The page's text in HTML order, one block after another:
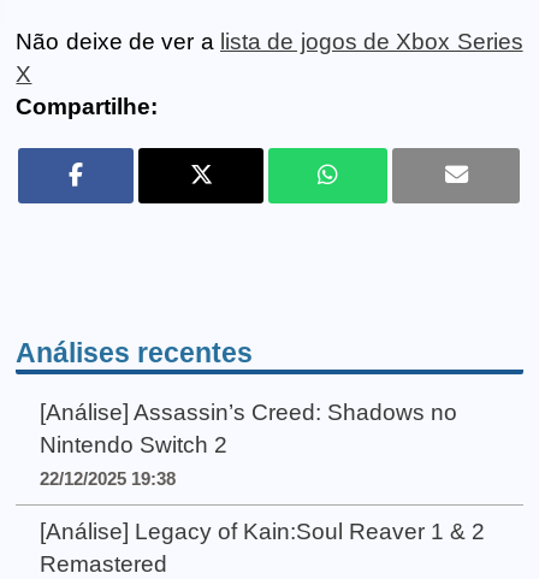
Não deixe de ver a lista de jogos de Xbox Series
X
Compartilhe:
Análises recentes
[Análise] Assassin’s Creed: Shadows no
Nintendo Switch 2
22/12/2025 19:38
[Análise] Legacy of Kain:Soul Reaver 1 & 2
Remastered